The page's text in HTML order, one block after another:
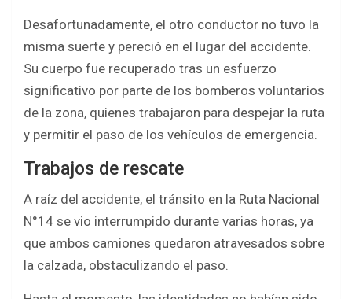
Desafortunadamente, el otro conductor no tuvo la
misma suerte y pereció en el lugar del accidente.
Su cuerpo fue recuperado tras un esfuerzo
significativo por parte de los bomberos voluntarios
de la zona, quienes trabajaron para despejar la ruta
y permitir el paso de los vehículos de emergencia.
Trabajos de rescate
A raíz del accidente, el tránsito en la Ruta Nacional
N°14 se vio interrumpido durante varias horas, ya
que ambos camiones quedaron atravesados sobre
la calzada, obstaculizando el paso.